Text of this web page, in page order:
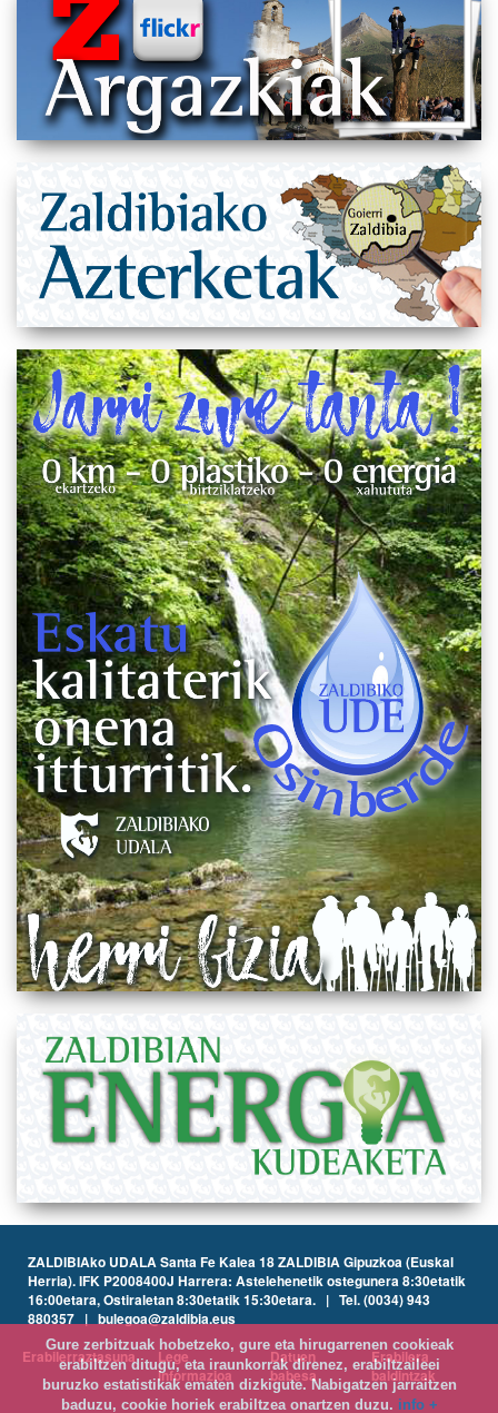
ZALDIBIAko UDALA Santa Fe Kalea 18 ZALDIBIA Gipuzkoa (Euskal
Herria). IFK P2008400J Harrera: Astelehenetik ostegunera 8:30etatik
16:00etara, Ostiraletan 8:30etatik 15:30etara. | Tel. (0034) 943
880357 | bulegoa@zaldibia.eus
Erabilerraztasuna
Lege
informazioa
Datuen
babesa
Erabilera
baldintzak
Gure zerbitzuak hobetzeko, gure eta hirugarrenen cookieak
erabiltzen ditugu, eta iraunkorrak direnez, erabiltzaileei
buruzko estatistikak ematen dizkigute. Nabigatzen jarraitzen
baduzu, cookie horiek erabiltzea onartzen duzu. info +